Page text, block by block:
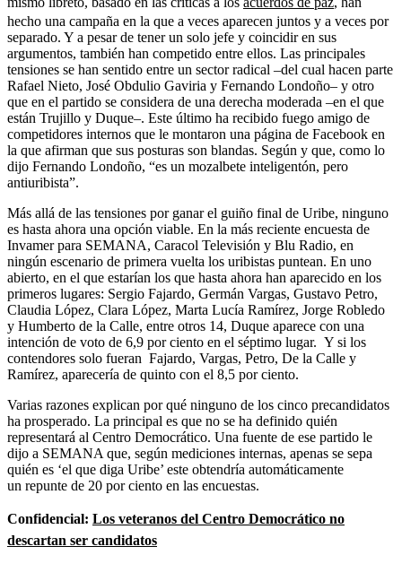
hecho una campaña en la que a veces aparecen juntos y a veces por
separado. Y a pesar de tener un solo jefe y coincidir en sus
argumentos, también han competido entre ellos. Las principales
tensiones se han sentido entre un sector radical –del cual hacen parte
Rafael Nieto, José Obdulio Gaviria y Fernando Londoño– y otro
que en el partido se considera de una derecha moderada –en el que
están Trujillo y Duque–. Este último ha recibido fuego amigo de
competidores internos que le montaron una página de Facebook en
la que afirman que sus posturas son blandas. Según y que, como lo
dijo Fernando Londoño, “es un mozalbete inteligentón, pero
antiuribista”.
Más allá de las tensiones por ganar el guiño final de Uribe, ninguno
es hasta ahora una opción viable. En la más reciente encuesta de
Invamer para SEMANA, Caracol Televisión y Blu Radio, en
ningún escenario de primera vuelta los uribistas puntean. En uno
abierto, en el que estarían los que hasta ahora han aparecido en los
primeros lugares: Sergio Fajardo, Germán Vargas, Gustavo Petro,
Claudia López, Clara López, Marta Lucía Ramírez, Jorge Robledo
y Humberto de la Calle, entre otros 14, Duque aparece con una
intención de voto de 6,9 por ciento en el séptimo lugar. Y si los
contendores solo fueran Fajardo, Vargas, Petro, De la Calle y
Ramírez, aparecería de quinto con el 8,5 por ciento.
Varias razones explican por qué ninguno de los cinco precandidatos
ha prosperado. La principal es que no se ha definido quién
representará al Centro Democrático. Una fuente de ese partido le
dijo a SEMANA que, según mediciones internas, apenas se sepa
quién es ‘el que diga Uribe’ este obtendría automáticamente
un repunte de 20 por ciento en las encuestas.
Confidencial: Los veteranos del Centro Democrático no
descartan ser candidatos